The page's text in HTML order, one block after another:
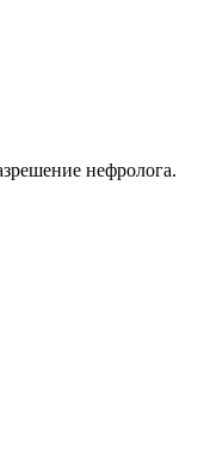
нефролога.